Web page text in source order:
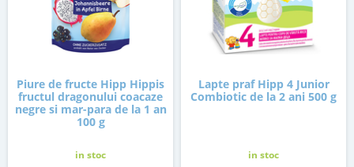
Piure de fructe Hipp Hippis
fructul dragonului coacaze
negre si mar-para de la 1 an
100 g
in stoc
Lapte praf Hipp 4 Junior
Combiotic de la 2 ani 500 g
in stoc